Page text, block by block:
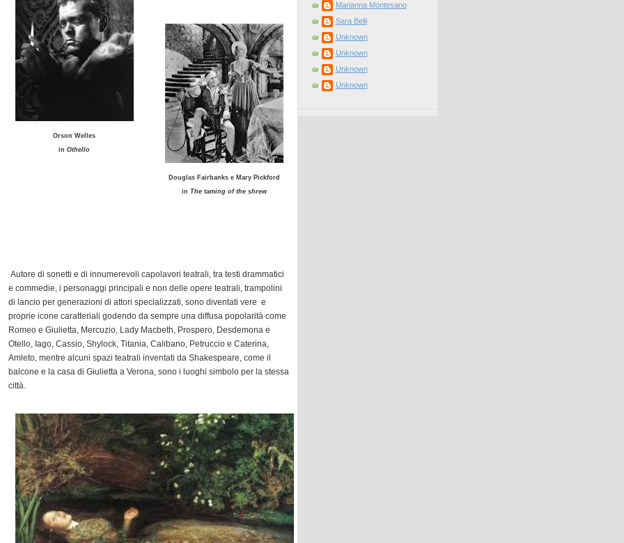
Orson Welles
in Othello
Douglas Fairbanks e Mary Pickford
in The taming of the shrew
Autore di sonetti e di innumerevoli capolavori teatrali, tra testi drammatici
e commedie, i personaggi principali e non delle opere teatrali, trampolini
di lancio per generazioni di attori specializzati, sono diventati vere e
proprie icone caratteriali godendo da sempre una diffusa popolarità come
Romeo e Giulietta, Mercuzio, Lady Macbeth, Prospero, Desdemona e
Otello, Iago, Cassio, Shylock, Titania, Calibano, Petruccio e Caterina,
Amleto, mentre alcuni spazi teatrali inventati da Shakespeare, come il
balcone e la casa di Giulietta a Verona, sono i luoghi simbolo per la stessa
città.
Marianna Montesano
Sara Belli
Unknown
Unknown
Unknown
Unknown